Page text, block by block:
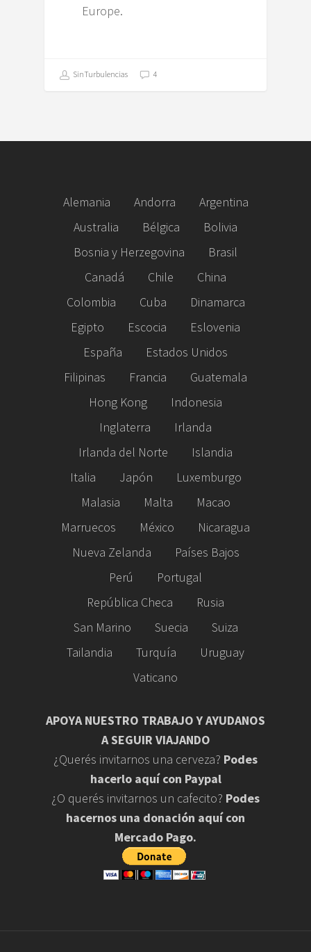
Europe.
SinTurbulencias 4
Alemania Andorra
Argentina
Australia
Bélgica
Bolivia
Bosnia y Herzegovina
Brasil
Canadá
Chile
China
Colombia
Cuba
Dinamarca
Egipto
Escocia
Eslovenia
España
Estados Unidos
Filipinas
Francia
Guatemala
Hong Kong
Indonesia
Inglaterra
Irlanda
Irlanda del Norte
Islandia
Italia
Japón
Luxemburgo
Malasia
Malta
Macao
Marruecos
México
Nicaragua
Nueva Zelanda
Países Bajos
Perú
Portugal
República Checa
Rusia
San Marino
Suecia
Suiza
Tailandia
Turquía
Uruguay
Vaticano
APOYA NUESTRO TRABAJO Y AYUDANOS
A SEGUIR VIAJANDO
¿Querés invitarnos una cerveza? Podes
hacerlo aquí con Paypal
¿O querés invitarnos un cafecito? Podes
hacernos una donación aquí con
Mercado Pago.